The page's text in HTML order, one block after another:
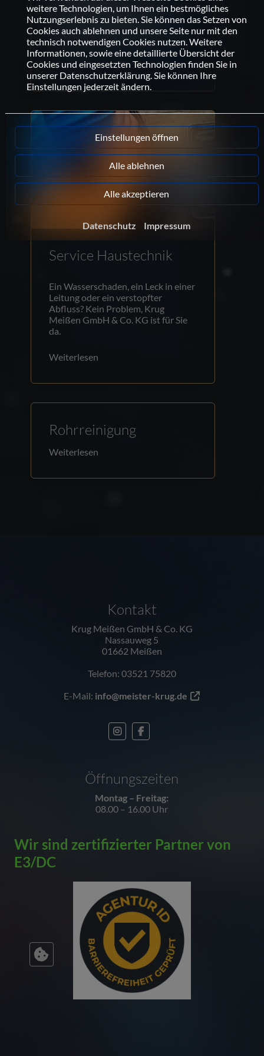
Photovoltaikmodule mit hohem
Wirkungsgrad lohnt sich die
Nutzung der Solarenergie in der
Region Meißen nachhaltig für Sie.
Weiterlesen
Service Haustechnik
Ein Wasserschaden, ein Leck in einer
Leitung oder ein verstopfter
Abfluss? Kein Problem, Krug
Meißen GmbH & Co. KG ist für Sie
da.
Weiterlesen
Rohrreinigung
Weiterlesen
Kontakt
Krug Meißen GmbH & Co. KG
Nassauweg 5
01662 Meißen
Telefon: 03521 75820
E-Mail: info@meister-krug.de
Öffnungszeiten
Montag – Freitag:
08.00 – 16.00 Uhr
Wir sind zertifizierter Partner von
E3/DC
weitere Technologien, um Ihnen ein bestmögliches
Nutzungserlebnis zu bieten. Sie können das Setzen von
Cookies auch ablehnen und unsere Seite nur mit den
technisch notwendigen Cookies nutzen. Weitere
Informationen, sowie eine detaillierte Übersicht der
Cookies und eingesetzten Technologien finden Sie in
unserer Datenschutzerklärung. Sie können Ihre
Einstellungen jederzeit ändern.
Einstellungen öffnen
Alle ablehnen
Alle akzeptieren
Datenschutz Impressum